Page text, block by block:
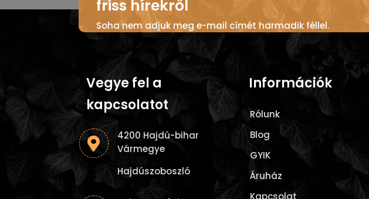
friss hírekről
Soha nem adjuk meg e-mail címét harmadik féllel.
Vegye fel a
kapcsolatot

4200 Hajdú-bihar
Vármegye
Hajdúszoboszló
Információk
Rólunk
Blog
GYIK
Áruház